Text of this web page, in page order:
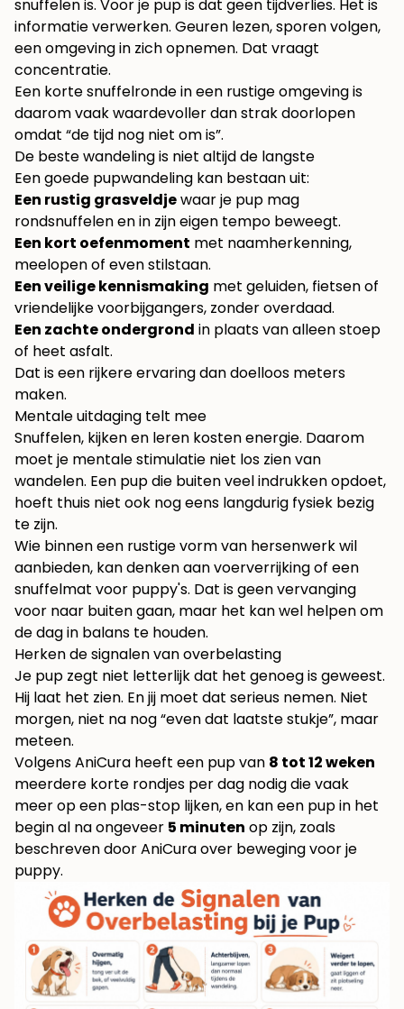
snuffelen is. Voor je pup is dat geen tijdverlies. Het is
informatie verwerken. Geuren lezen, sporen volgen,
een omgeving in zich opnemen. Dat vraagt
concentratie.
Een korte snuffelronde in een rustige omgeving is
daarom vaak waardevoller dan strak doorlopen
omdat “de tijd nog niet om is”.
De beste wandeling is niet altijd de langste
Een goede pupwandeling kan bestaan uit:
Een rustig grasveldjewaar je pup mag
rondsnuffelen en in zijn eigen tempo beweegt.
Een kort oefenmoment met naamherkenning,
meelopen of even stilstaan.
Een veilige kennismaking met geluiden, fietsen of
vriendelijke voorbijgangers, zonder overdaad.
Een zachte ondergrond in plaats van alleen stoep
of heet asfalt.
Dat is een rijkere ervaring dan doelloos meters
maken.
Mentale uitdaging telt mee
Snuffelen, kijken en leren kosten energie. Daarom
moet je mentale stimulatie niet los zien van
wandelen. Een pup die buiten veel indrukken opdoet,
hoeft thuis niet ook nog eens langdurig fysiek bezig
te zijn.
Wie binnen een rustige vorm van hersenwerk wil
aanbieden, kan denken aan voerverrijking of een
snuffelmat voor puppy's. Dat is geen vervanging
voor naar buiten gaan, maar het kan wel helpen om
de dag in balans te houden.
Herken de signalen van overbelasting
Je pup zegt niet letterlijk dat het genoeg is geweest.
Hij laat het zien. En jij moet dat serieus nemen. Niet
morgen, niet na nog “even dat laatste stukje”, maar
meteen.
Volgens AniCura heeft een pup van 8 tot 12 weken
meerdere korte rondjes per dag nodig die vaak
meer op een plas-stop lijken, en kan een pup in het
begin al na ongeveer 5 minuten op zijn, zoals
beschreven doorAniCura over beweging voor je
puppy.